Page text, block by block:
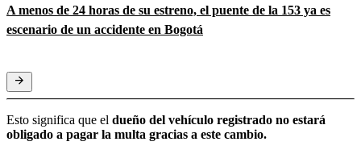
A menos de 24 horas de su estreno, el puente de la 153 ya es
escenario de un accidente en Bogotá
Esto significa que el dueño del vehículo registrado no estará
obligado a pagar la multa gracias a este cambio.